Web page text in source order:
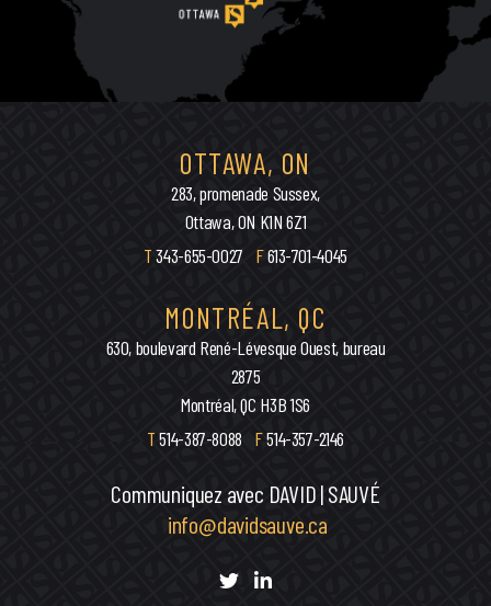
OTTAWA, ON
283, promenade Sussex,
Ottawa, ON K1N 6Z1
T343-655-0027 F613-701-4045
MONTRÉAL, QC
630, boulevard René-Lévesque Ouest, bureau
2875
Montréal, QC H3B 1S6
T514-387-8088 F514-357-2146
Communiquez avec DAVID | SAUVÉ
info@davidsauve.ca